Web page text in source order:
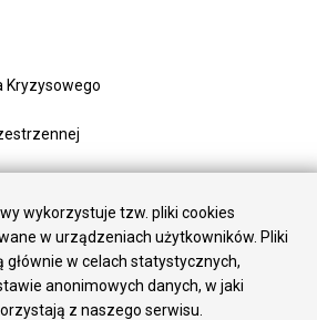
Kryzysowego
Podawcza
wykorzystuje tzw. pliki cookies
w urządzeniach użytkowników. Pliki
w celach statystycznych,
anonimowych danych, w jaki
z naszego serwisu.